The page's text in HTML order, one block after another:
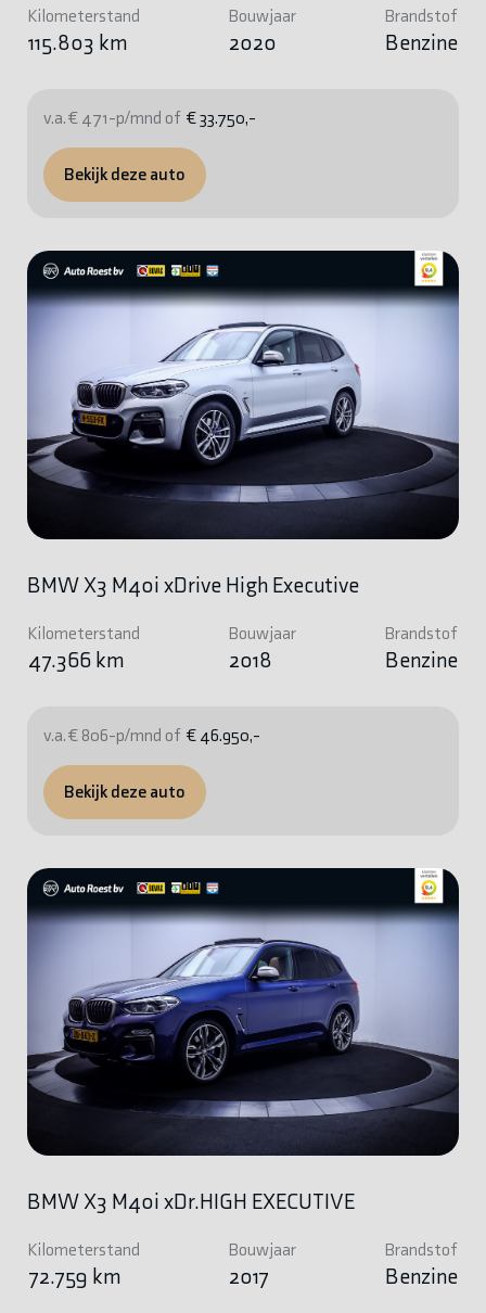
Kilometerstand
115.803 km
Bouwjaar
2020
Brandstof
Benzine
v.a. € 471-p/mnd of € 33.750,-
Bekijk deze auto
BMW X3 M40i xDrive High Executive
Kilometerstand
47.366 km
Bouwjaar
2018
Brandstof
Benzine
v.a. € 806-p/mnd of € 46.950,-
Bekijk deze auto
BMW X3 M40i xDr.HIGH EXECUTIVE
Kilometerstand
72.759 km
Bouwjaar
2017
Brandstof
Benzine